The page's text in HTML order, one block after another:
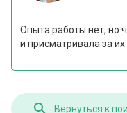
Опыта работы нет, но
и присматривала за
Вернуться к